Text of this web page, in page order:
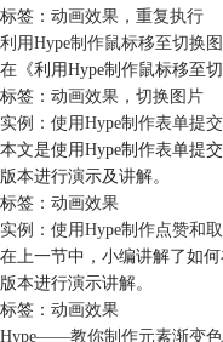
标签： 动画效果 ， 重复执行
利用Hype制作鼠标移至切换
在《利用Hype制作鼠标移至
标签： 动画效果 ， 切换图片
实例：使用Hype制作表单提
本文是使用Hype制作表单提
版本进行演示及讲解。
标签： 动画效果
实例：使用Hype制作点赞和
在上一节中，小编讲解了如
版本进行演示讲解。
标签： 动画效果
Hype——教你制作元素渐变